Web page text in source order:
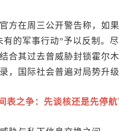
方在周三公开警告称，如
有的军事行动”予以反制。
合其过去曾威胁封锁霍尔
，国际社会普遍对局势升
表之争：先谈核还是先停